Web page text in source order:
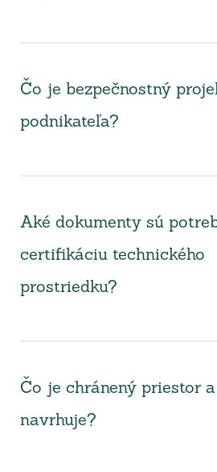
Čo je bezpečnostný
podnikateľa?
Aké dokumenty sú
certifikáciu technického
prostriedku?
Čo je chránený priestor
navrhuje?